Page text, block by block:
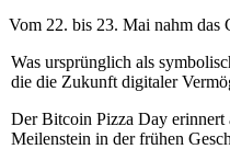
Vom 22. bis 23. Mai nahm das
Was ursprünglich als
die die Zukunft digitaler
Der Bitcoin Pizza Day erinnert
Meilenstein in der frühen